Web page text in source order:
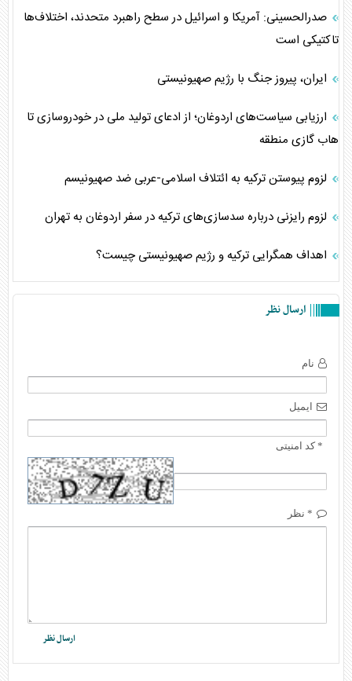
صدرالحسینی: آمریکا و اسرائیل در سطح راهبرد متحدند، اختلاف‌ها
تاکتیکی است
ایران، پیروز جنگ با رژیم صهیونیستی
ارزیابی سیاست‌های اردوغان؛ از ادعای تولید ملی در خودروسازی تا
هاب گازی منطقه
لزوم پیوستن ترکیه به ائتلاف اسلامی-عربی ضد صهیونیسم
لزوم رایزنی درباره سدسازی‌های ترکیه در سفر اردوغان به تهران
اهداف همگرایی ترکیه و رژیم صهیونیستی چیست؟
ارسال نظر
نام
ایمیل
* کد امنیتی
* نظر